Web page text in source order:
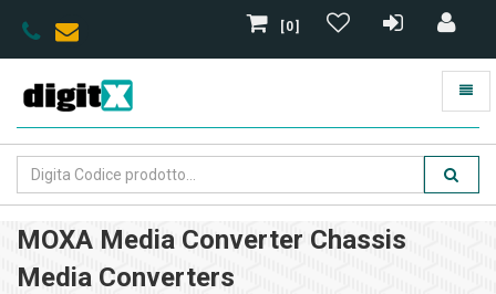
[0]
MOXA Media Converter Chassis
Media Converters